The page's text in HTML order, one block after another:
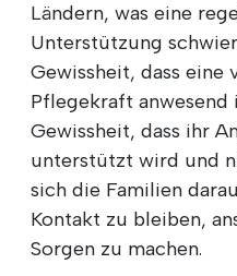
Ländern, was eine
Unterstützung
Gewissheit, dass eine
Pflegekraft
Gewissheit, dass ihr
unterstützt wird und
sich die Familien
Kontakt zu bleiben,
Sorgen zu machen.